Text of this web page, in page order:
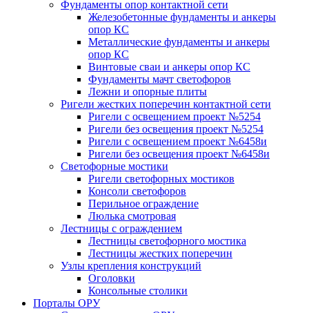
Фундаменты опор контактной сети
Железобетонные фундаменты и анкеры
опор КС
Металлические фундаменты и анкеры
опор КС
Винтовые сваи и анкеры опор КС
Фундаменты мачт светофоров
Лежни и опорные плиты
Ригели жестких поперечин контактной сети
Ригели с освещением проект №5254
Ригели без освещения проект №5254
Ригели с освещением проект №6458и
Ригели без освещения проект №6458и
Светофорные мостики
Ригели светофорных мостиков
Консоли светофоров
Перильное ограждение
Люлька смотровая
Лестницы с ограждением
Лестницы светофорного мостика
Лестницы жестких поперечин
Узлы крепления конструкций
Оголовки
Консольные столики
Порталы ОРУ